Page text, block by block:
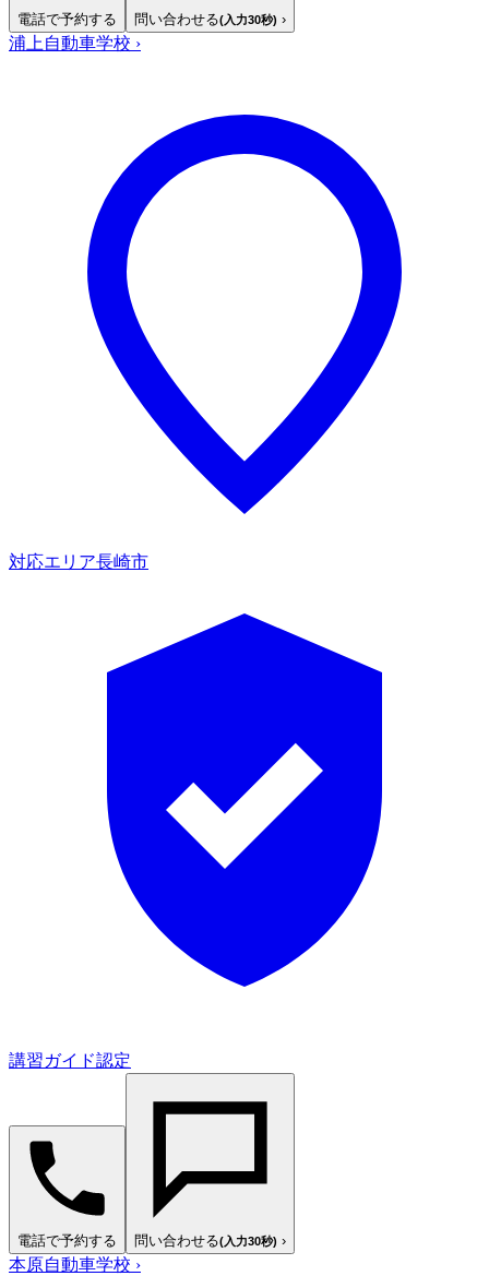
電話で予約する 問い合わせる(入力30秒) ›
浦上自動車学校 ›
対応エリア長崎市
講習ガイド認定
電話で予約する 問い合わせる(入力30秒) ›
本原自動車学校 ›